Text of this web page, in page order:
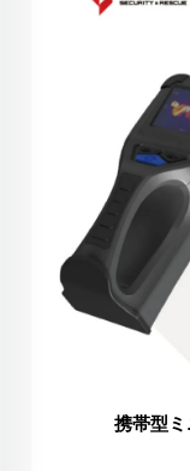
携帯型